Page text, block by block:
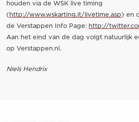
houden via de WSK live timing
( http://www.wskarting.it/livetime.asp) en
de Verstappen Info Page: http://
Aan het eind van de dag volgt natuurlijk
op Verstappen.nl.
Niels Hendrix